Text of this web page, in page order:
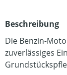
Beschreibung
Die Benzin-
zuverlässiges